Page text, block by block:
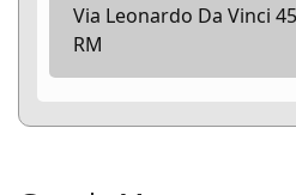
Via Leonardo Da Vinci
RM